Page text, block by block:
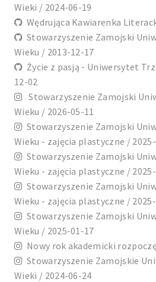
Wieki / 2024-06-19
Wędrująca Kawiarenka
Stowarzyszenie Zamojski
Wieku / 2013-12-17
Życie z pasją - Uniwersytet
12-02
Stowarzyszenie Zamojski
Wieku / 2026-05-11
Stowarzyszenie Zamojski
Wieku - zajęcia plastyczne /
Stowarzyszenie Zamojski
Wieku - zajęcia plastyczne /
Stowarzyszenie Zamojski
Wieku - zajęcia plastyczne /
Stowarzyszenie Zamojski
Wieku / 2025-01-17
Nowy rok akademicki
Stowarzyszenie Zamojskie
Wieki / 2024-06-24